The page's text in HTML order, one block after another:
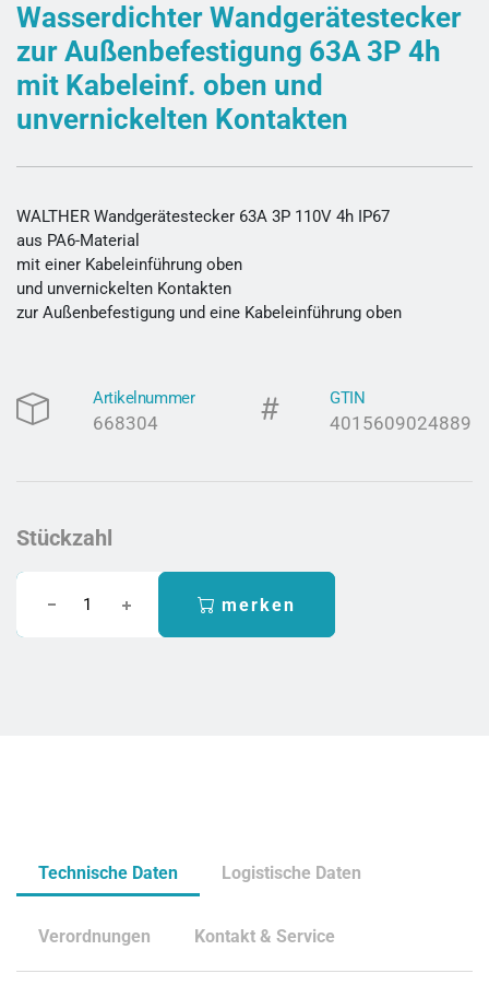
Wasserdichter Wandgerätestecker
zur Außenbefestigung 63A 3P 4h
mit Kabeleinf. oben und
unvernickelten Kontakten
WALTHER Wandgerätestecker 63A 3P 110V 4h IP67
aus PA6-Material
mit einer Kabeleinführung oben
und unvernickelten Kontakten
zur Außenbefestigung und eine Kabeleinführung oben
Artikelnummer
668304
GTIN
4015609024889
Stückzahl
merken
Technische Daten Logistische Daten
Verordnungen Kontakt & Service